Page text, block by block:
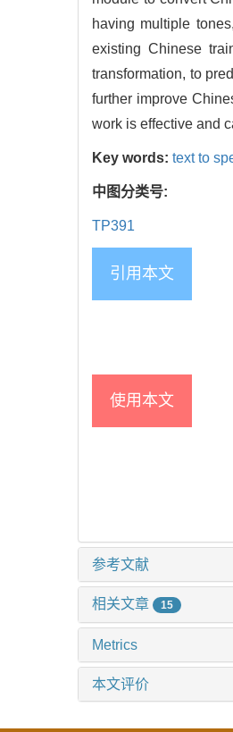
having multiple
existing Chinese
transformation, to
further improve
work is effective and
Key words: text to
中图分类号:
TP391
引用本文
使用本文
参考文献
相关文章 15
Metrics
本文评价